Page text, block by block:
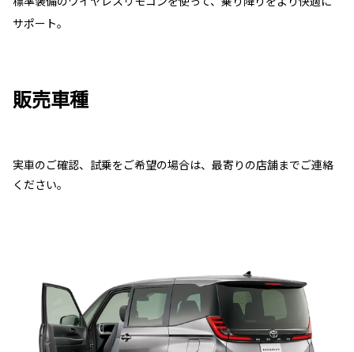
サポート。
販売車種
実車のご確認、試乗をご希望の場合は、最寄りの店舗までご連絡
ください。